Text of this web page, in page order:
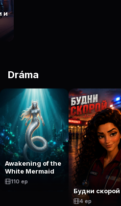
и
Dráma
Awakening of the
White Mermaid
110 ep
Будни скорой
4 ep